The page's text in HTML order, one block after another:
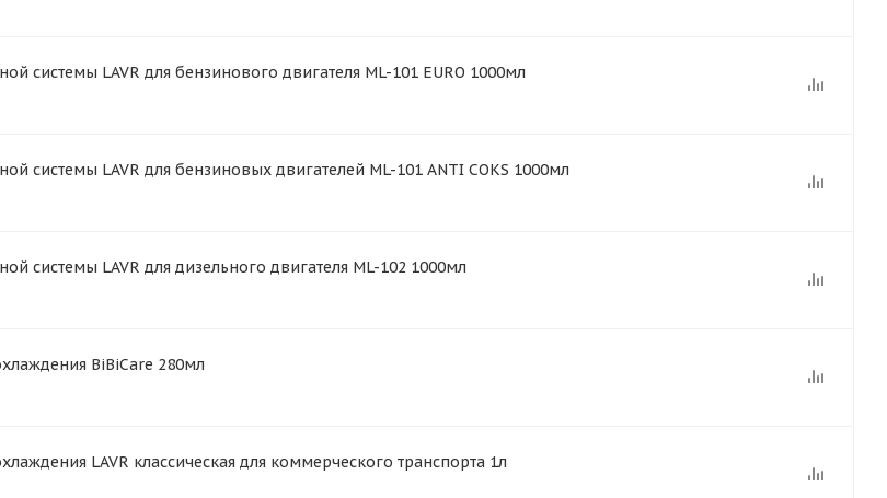
системы LAVR для бензинового двигателя ML-101 EURO 1000мл
системы LAVR для бензиновых двигателей ML-101 ANTI COKS 1000мл
системы LAVR для дизельного двигателя ML-102 1000мл
BiBiCare 280мл
LAVR классическая для коммерческого транспорта 1л